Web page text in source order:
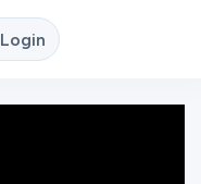
Login